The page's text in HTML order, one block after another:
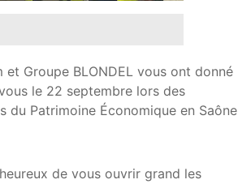
et Groupe BLONDEL vous ont donné
le 22 septembre lors des
du Patrimoine Économique en Saône
de vous ouvrir grand les